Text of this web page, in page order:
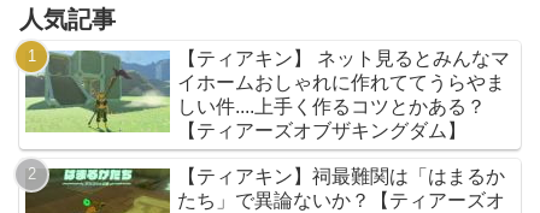
人気記事
【ティアキン】 ネット見るとみんなマ
イホームおしゃれに作れててうらやま
しい件....上手く作るコツとかある？
【ティアーズオブザキングダム】
【ティアキン】祠最難関は「はまるか
たち」で異論ないか？【ティアーズオ